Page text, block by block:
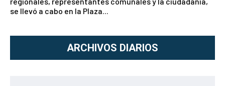
se llevó a cabo en la Plaza...
ARCHIVOS DIARIOS